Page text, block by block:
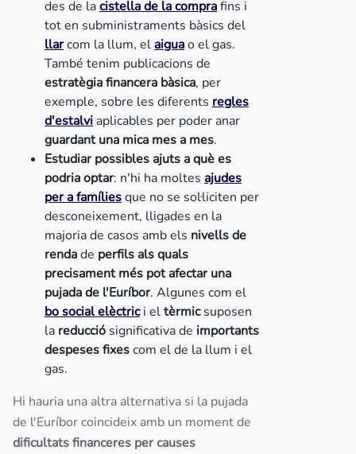
des de lacistella de la comprafins i
tot en subministraments bàsics del
llarcom la llum, elaiguao el gas.
També tenim publicacions de
estratègia financera bàsica, per
exemple, sobre les diferents regles
d'estalvi aplicables per poder anar
guardant una mica mes a mes.
Estudiar possibles ajuts a què es
podria optar: n'hi ha moltes ajudes
per a famíliesque no se sol·liciten per
desconeixement, lligades en la
majoria de casos amb els nivells de
rendade perfils als quals
precisament més pot afectar una
pujada de l'Euríbor. Algunes com el
bo social elèctrici eltèrmicsuposen
la reducció significativa de importants
despeses fixescom el de la llum i el
gas.
Hi hauria una altra alternativa si la pujada
de l'Euríbor coincideix amb un moment de
dificultats financeres per causes